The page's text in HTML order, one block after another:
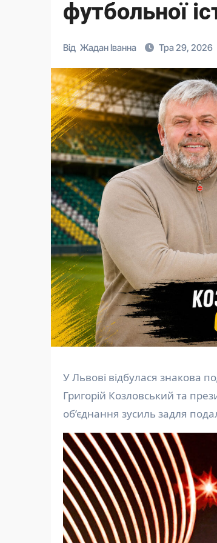
футбольної
Від Жадан Іванна Тра 29, 2026
У Львові відбулася знакова подія в історії вітчизняного футболу. Почесний президент ФК «Рух»
Григорій Козловський та
об’єднання зусиль задля